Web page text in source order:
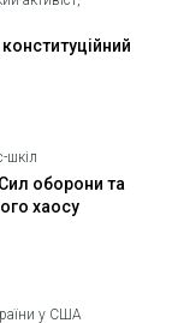
шкіл
оборони та
хаосу
у США